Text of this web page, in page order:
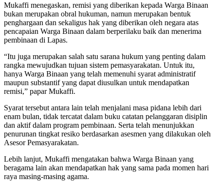
Mukaffi menegaskan, remisi yang diberikan kepada Warga Binaan
bukan merupakan obral hukuman, namun merupakan bentuk
penghargaan dan sekaligus hak yang diberikan oleh negara atas
pencapaian Warga Binaan dalam berperilaku baik dan menerima
pembinaan di Lapas.
“Itu juga merupakan salah satu sarana hukum yang penting dalam
rangka mewujudkan tujuan sistem pemasyarakatan. Untuk itu,
hanya Warga Binaan yang telah memenuhi syarat administratif
maupun substantif yang dapat diusulkan untuk mendapatkan
remisi,” papar Mukaffi.
Syarat tersebut antara lain telah menjalani masa pidana lebih dari
enam bulan, tidak tercatat dalam buku catatan pelanggaran disiplin
dan aktif dalam program pembinaan. Serta telah menunjukkan
penurunan tingkat resiko berdasarkan asesmen yang dilakukan oleh
Asesor Pemasyarakatan.
Lebih lanjut, Mukaffi mengatakan bahwa Warga Binaan yang
beragama lain akan mendapatkan hak yang sama pada momen hari
raya masing-masing agama.